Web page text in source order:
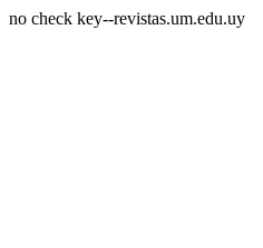
no check key--revistas.um.edu.uy